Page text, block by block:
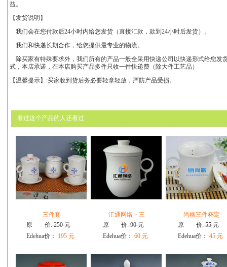
益。
【发货说明】
我们会在您付款后24小时内给您发货（直接汇款，款到24小时后发货）。
我们和快递长期合作，给您提供最专业的物流。
除买家有特殊要求外，我们所有的产品一般全采用快递公司以快递形式给您发
式，本店承诺，在本店购买产品多件只收一件快递费（除大件工艺品）
【温馨提示】:买家收到货后务必要轻拿轻放，严防产品受损。
看过这个产品的人还看过
三件套
原 价:250 元
Edehua价：
195 元
汇通网络－三
原 价:90 元
Edehua价： 60 元
尚格三件杯定
原 价:55 元
Edehua价： 45 元